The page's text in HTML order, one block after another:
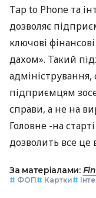
Tap to Phone та
дозволяє
ключові
дахом». Такий
адміністрування,
підприємцям
справи, а не на
Головне -на
дозволить все це
За матеріалами:
# ФОП# Картки#